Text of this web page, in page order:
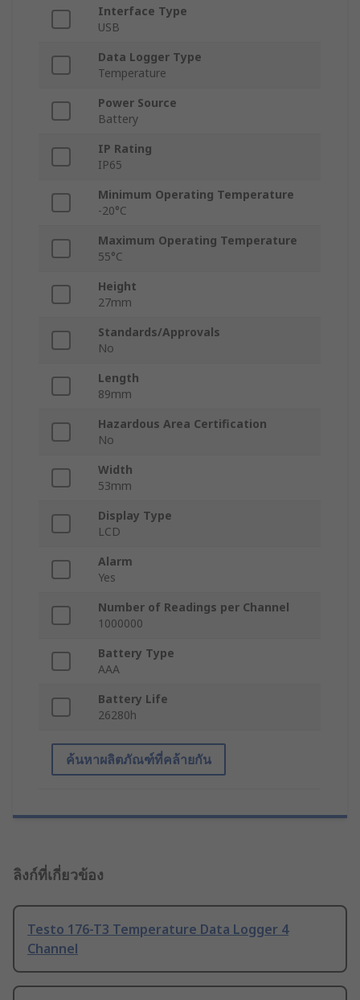
Interface Type
USB
Data Logger Type
Temperature
Power Source
Battery
IP Rating
IP65
Minimum Operating Temperature
-20°C
Maximum Operating Temperature
55°C
Height
27mm
Standards/Approvals
No
Length
89mm
Hazardous Area Certification
No
Width
53mm
Display Type
LCD
Alarm
Yes
Number of Readings per Channel
1000000
Battery Type
AAA
Battery Life
26280h
ค้นหาผลิตภัณฑ์ที่คล้ายกัน
ลิงก์ที่เกี่ยวข้อง
Testo 176-T3 Temperature Data Logger 4
Channel